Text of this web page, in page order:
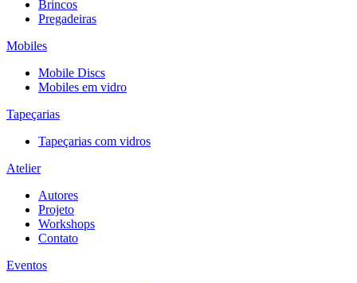
Brincos
Pregadeiras
Mobiles
Mobile Discs
Mobiles em vidro
Tapeçarias
Tapeçarias com vidros
Atelier
Autores
Projeto
Workshops
Contato
Eventos